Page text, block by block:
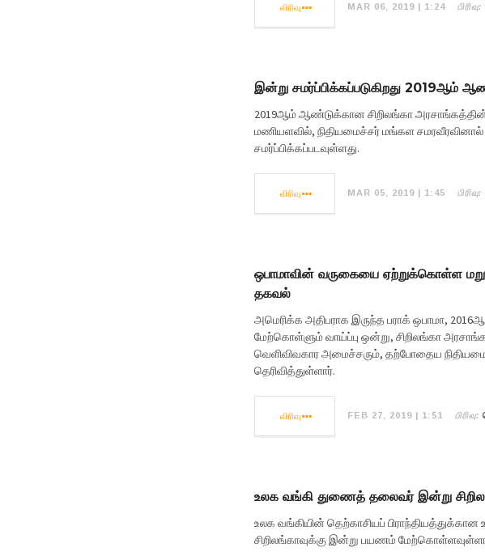
விரிவு MAR 06, 2019 | 1:24 பிரிவு:
இன்று சமர்ப்பிக்கப்படுகிறது 2019ஆம்
2019ஆம் ஆண்டுக்கான சிறிலங்கா அரசாங்கத்தின்
மணியளவில், நிதியமைச்சர் மங்கள சமரவீரவினால்
சமர்ப்பிக்கப்படவுள்ளது.
விரிவு MAR 05, 2019 | 1:45 பிரிவு:
ஒபாமாவின் வருகையை ஏற்றுக்கொள்ள
தகவல்
அமெரிக்க அதிபராக இருந்த பராக் ஒபாமா,
மேற்கொள்ளும் வாய்ப்பு ஒன்று, சிறிலங்கா
வெளிவிவகார அமைச்சரும், தற்போதைய
தெரிவித்துள்ளார்.
விரிவு FEB 27, 2019 | 1:51 பிரிவு:
உலக வங்கி துணைத் தலைவர் இன்று
உலக வங்கியின் தெற்காசியப்
சிறிலங்காவுக்கு இன்று பயணம்